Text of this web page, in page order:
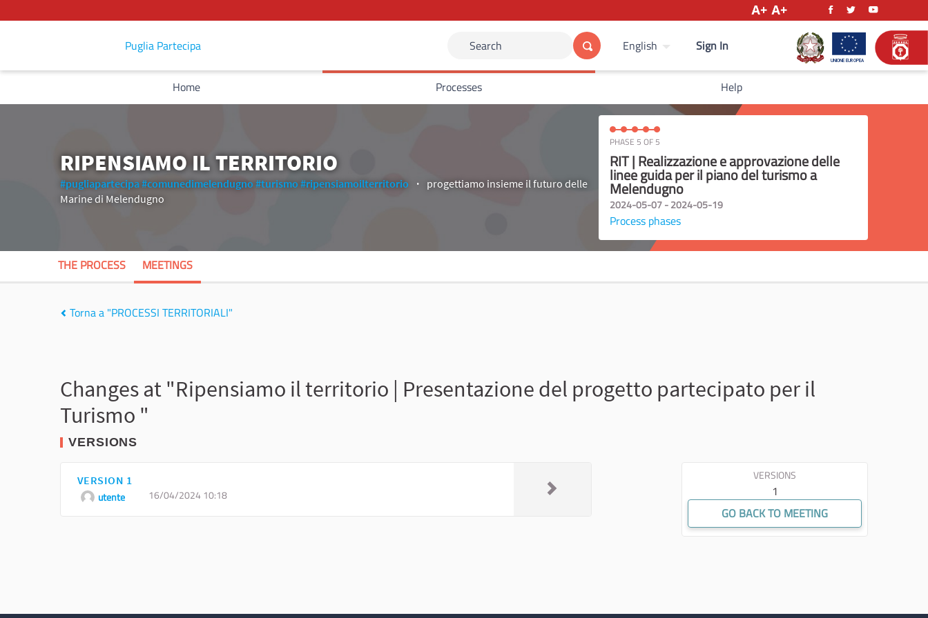
Puglia Partecipa Search English Sign In
Home Processes Help
RIPENSIAMO IL TERRITORIO
#pugliapartecipa#comunedimelendugno #turismo #ripensiamoilterritorio
progettiamo insieme il futuro delle
Marine di Melendugno
PHASE 5 OF 5
RIT | Realizzazione e approvazione delle
linee guida per il piano del turismo a
Melendugno
2024-05-07 - 2024-05-19
Process phases
THE PROCESS MEETINGS
Torna a "PROCESSI TERRITORIALI"
Changes at "Ripensiamo il territorio | Presentazione del progetto partecipato per il
Turismo "
VERSIONS
VERSION 1
utente 16/04/2024 10:18
VERSIONS
1
GO BACK TO MEETING